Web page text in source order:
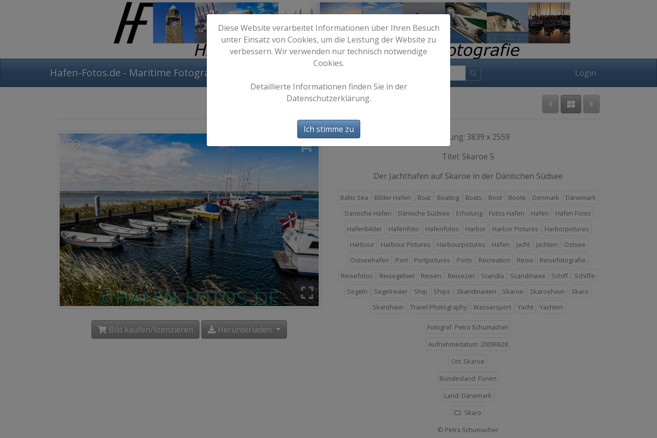
Hafen-Fotos.de - Maritime Fotografie Login
Skaroe 5
Bild kaufen/lizenzieren Herunterladen
Auflösung: 3839 x 2559
Titel: Skaroe 5
Der Jachthafen auf Skaroe in der Dänischen Südsee
Baltic Sea Bilder Hafen Boat Boating Boats Boot Boote Denmark
Dänemark
Dänische Häfen
Dänische Südsee Erholung Fotos Hafen Hafen
Hafen Fotos
Hafenbilder
Hafenfoto Hafenfotos Harbor Harbor Pictures
Harborpictures
Harbour
Harbour Pictures Harbourpictures Häfen Jacht Jachten
Ostsee
Ostseehafen
Port Portpictures Ports Recreation Reise
Reisefotografie
Reisefotos
Reisegebiet Reisen Reiseziel Scandia Scandinavia Schiff
Schiffe
Segeln
Segelrevier Ship Ships Skandinavien Skaroe Skaroehavn
Skarö
Skaröhavn
Travel Photography Wassersport Yacht Yachten
Fotograf: Petra Schumacher
Aufnahmedatum: 20090628
Ort: Skaroe
Bundesland: Fünen
Land: Dänemark
Skarö
© Petra Schumacher
Diese Website verarbeitet Informationen über Ihren Besuch
unter Einsatz von Cookies, um die Leistung der Website zu
verbessern. Wir verwenden nur technisch notwendige
Cookies.
Detaillierte Informationen finden Sie in der
Datenschutzerklärung.
Ich stimme zu